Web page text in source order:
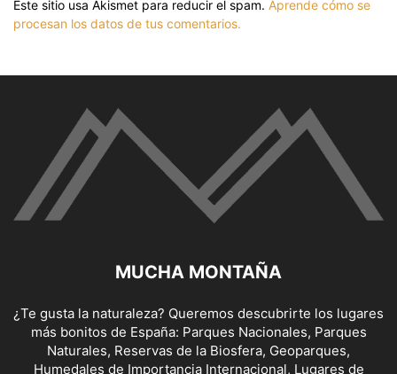
Este sitio usa Akismet para reducir el spam. Aprende cómo se
procesan los datos de tus comentarios.
MUCHA MONTAÑA
¿Te gusta la naturaleza? Queremos descubrirte los lugares
más bonitos de España: Parques Nacionales, Parques
Naturales, Reservas de la Biosfera, Geoparques,
Humedales de Importancia Internacional, Lugares de